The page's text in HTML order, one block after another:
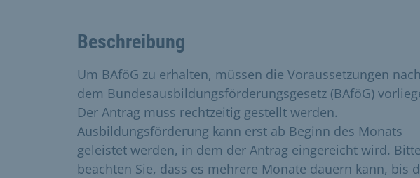
Beschreibung
Um BAföG zu erhalten, müssen die Voraussetzungen
dem Bundesausbildungsförderungsgesetz (BAföG)
Der Antrag muss rechtzeitig gestellt werden.
Ausbildungsförderung kann erst ab Beginn des Monats
geleistet werden, in dem der Antrag eingereicht wird.
beachten Sie, dass es mehrere Monate dauern kann, bis